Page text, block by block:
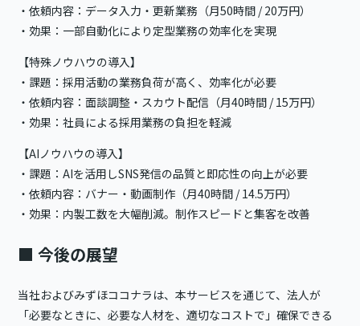
・依頼内容：データ入力・更新業務（月50時間 / 20万円）
・効果：一部自動化により定型業務の効率化を実現
【特殊ノウハウの導入】
・課題：採用活動の業務負荷が高く、効率化が必要
・依頼内容：面談調整・スカウト配信（月40時間 / 15万円）
・効果：社員による採用業務の負担を軽減
【AIノウハウの導入】
・課題：AIを活用しSNS発信の品質と即応性の向上が必要
・依頼内容：バナー・動画制作（月40時間 / 14.5万円）
・効果：内製工数を大幅削減。制作スピードと集客を改善
■今後の展望
当社およびみずほココナラは、本サービスを通じて、法人が
「必要なときに、必要な人材を、適切なコストで」確保できる